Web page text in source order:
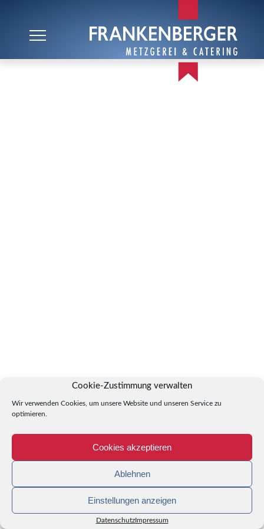
Cookie-Zustimmung verwalten
Wir verwenden Cookies, um unsere Website und unseren Service zu
optimieren.
Cookies akzeptieren
Ablehnen
Einstellungen anzeigen
DatenschutzImpressum